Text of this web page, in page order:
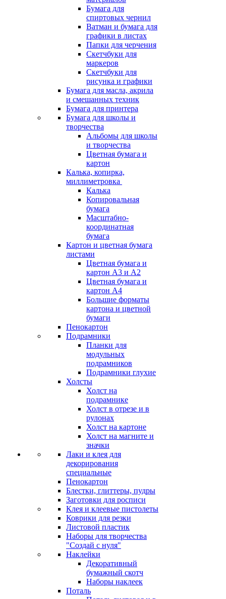
Бумага для
спиртовых чернил
Ватман и бумага для
графики в листах
Папки для черчения
Скетчбуки для
маркеров
Скетчбуки для
рисунка и графики
Бумага для масла, акрила
и смешанных техник
Бумага для принтера
Бумага для школы и
творчества
Альбомы для школы
и творчества
Цветная бумага и
картон
Калька, копирка,
миллиметровка
Калька
Копировальная
бумага
Масштабно-
координатная
бумага
Картон и цветная бумага
листами
Цветная бумага и
картон А3 и А2
Цветная бумага и
картон А4
Большие форматы
картона и цветной
бумаги
Пенокартон
Подрамники
Планки для
модульных
подрамников
Подрамники глухие
Холсты
Холст на
подрамнике
Холст в отрезе и в
рулонах
Холст на картоне
Холст на магните и
значки
Лаки и клея для
декорирования
специальные
Пенокартон
Блестки, глиттеры, пудры
Заготовки для росписи
Клея и клеевые пистолеты
Коврики для резки
Листовой пластик
Наборы для творчества
"Создай с нуля"
Наклейки
Декоративный
бумажный скотч
Наборы наклеек
Поталь